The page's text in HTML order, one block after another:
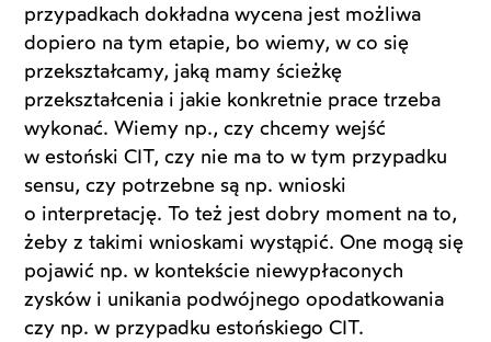
przypadkach dokładna wycena jest możliwa
dopiero na tym etapie, bo wiemy, w co się
przekształcamy, jaką mamy ścieżkę
przekształcenia i jakie konkretnie prace trzeba
wykonać. Wiemy np., czy chcemy wejść
w estoński CIT, czy nie ma to w tym przypadku
sensu, czy potrzebne są np. wnioski
o interpretację. To też jest dobry moment na to,
żeby z takimi wnioskami wystąpić. One mogą się
pojawić np. w kontekście niewypłaconych
zysków i unikania podwójnego opodatkowania
czy np. w przypadku estońskiego CIT.